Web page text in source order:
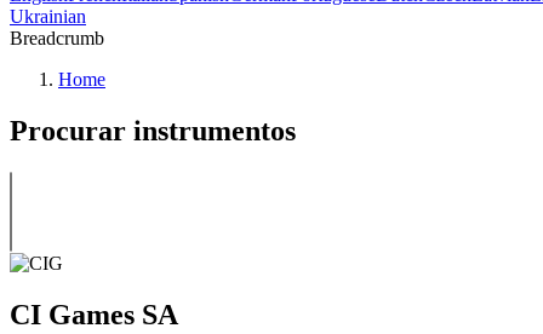
Ukrainian
Breadcrumb
Home
Procurar instrumentos
CI Games SA